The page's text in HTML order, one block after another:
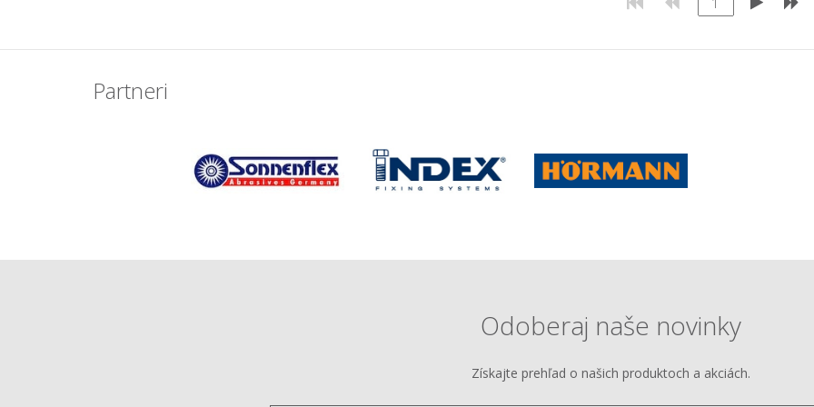
Partneri
Odoberaj naše novinky
Získajte prehľad o našich produktoch a akciách.